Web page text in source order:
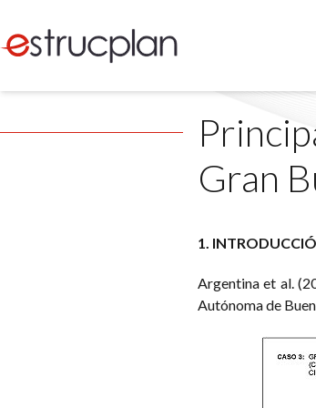
Gran
1.
Argentina et al.
Autónoma de